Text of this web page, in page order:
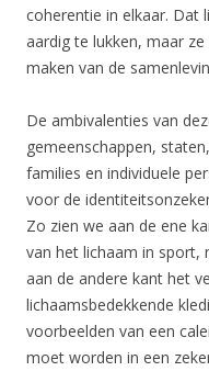
coherentie in elkaar. Dat
aardig te lukken, maar
maken van de
De ambivalenties van
gemeenschappen,
families en individuele
voor de
Zo zien we aan de ene
van het lichaam in sport,
aan de andere kant het
lichaamsbedekkende
voorbeelden van een
moet worden in een